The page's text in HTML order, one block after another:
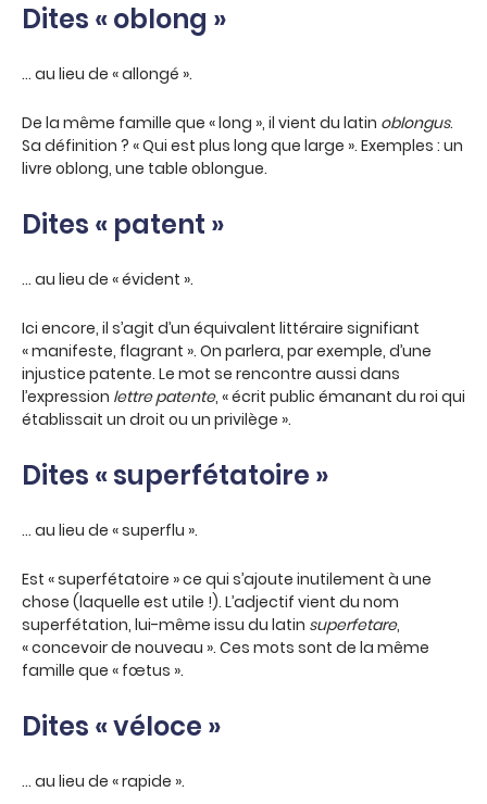
Dites « oblong »
… au lieu de « allongé ».
De la même famille que « long », il vient du latin oblongus.
Sa définition ? « Qui est plus long que large ». Exemples : un
livre oblong, une table oblongue.
Dites « patent »
… au lieu de « évident ».
Ici encore, il s’agit d’un équivalent littéraire signifiant
« manifeste, flagrant ». On parlera, par exemple, d’une
injustice patente. Le mot se rencontre aussi dans
l’expression lettre patente, « écrit public émanant du roi qui
établissait un droit ou un privilège ».
Dites « superfétatoire »
… au lieu de « superflu ».
Est « superfétatoire » ce qui s’ajoute inutilement à une
chose (laquelle est utile !). L’adjectif vient du nom
superfétation, lui-même issu du latin superfetare,
« concevoir de nouveau ». Ces mots sont de la même
famille que « fœtus ».
Dites « véloce »
… au lieu de « rapide ».